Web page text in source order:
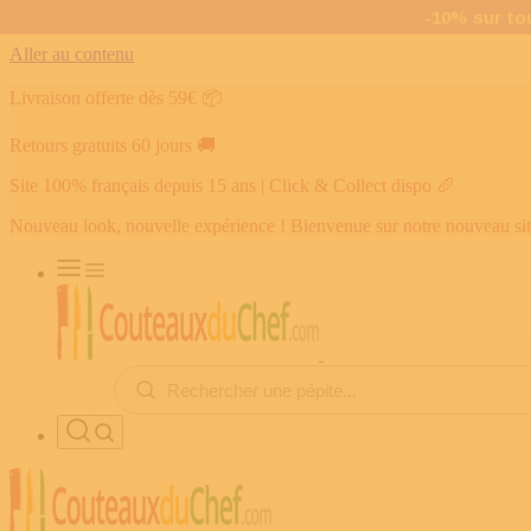
Aller au contenu
Livraison offerte dès 59€ 📦
Retours gratuits 60 jours 🚚
Site 100% français depuis 15 ans | Click & Collect dispo 🥖
Nouveau look, nouvelle expérience ! Bienvenue sur notre nouveau